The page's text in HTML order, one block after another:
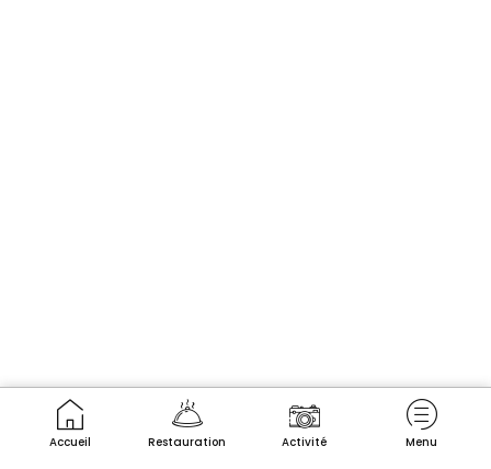
Accueil Restauration Activité Menu